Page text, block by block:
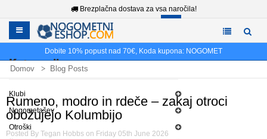
Brezplačna dostava za vsa naročila!
Dobite 10% popust nad 70€, Koda kupona: NOGOMET
Domov
Blog Posts
Rumeno, modro in rdeče – zakaj otroci
obožujejo Kolumbijo
Posted By Tegan Hobbs on Friday 05th June 2026
Kategorije
Klubi
Nogometašev
Otroški